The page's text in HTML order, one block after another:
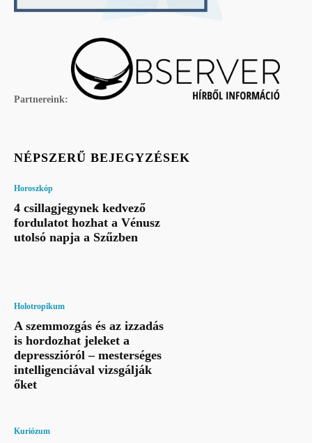
Partnereink:
NÉPSZERŰ BEJEGYZÉSEK
Horoszkóp
4 csillagjegynek kedvező
fordulatot hozhat a Vénusz
utolsó napja a Szűzben
Holotropikum
A szemmozgás és az izzadás
is hordozhat jeleket a
depresszióról – mesterséges
intelligenciával vizsgálják
őket
Kuriózum